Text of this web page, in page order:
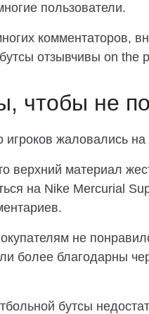
пользователи.
комментаторов,
отзывчивы on the
чтобы не
игроков жаловались
верхний материал
на Nike Mercurial
не
более благодарны
бутсы